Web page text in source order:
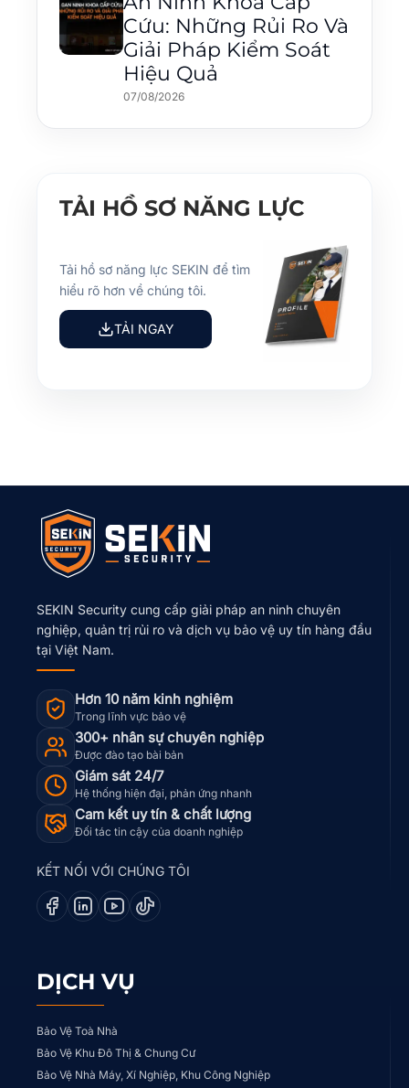
Cứu: Những Rủi Ro Và
Giải Pháp Kiểm Soát
Hiệu Quả
07/08/2026
TẢI HỒ SƠ NĂNG LỰC
Tải hồ sơ năng lực SEKIN để tìm
hiểu rõ hơn về chúng tôi.
TẢI NGAY
SEKIN Security cung cấp giải pháp an ninh chuyên
nghiệp, quản trị rủi ro và dịch vụ bảo vệ uy tín hàng đầu
tại Việt Nam.
Hơn 10 năm kinh nghiệm
Trong lĩnh vực bảo vệ
300+ nhân sự chuyên nghiệp
Được đào tạo bài bản
Giám sát 24/7
Hệ thống hiện đại, phản ứng nhanh
Cam kết uy tín & chất lượng
Đối tác tin cậy của doanh nghiệp
KẾT NỐI VỚI CHÚNG TÔI
DỊCH VỤ
Bảo Vệ Toà Nhà
Bảo Vệ Khu Đô Thị & Chung Cư
Bảo Vệ Nhà Máy, Xí Nghiệp, Khu Công Nghiệp